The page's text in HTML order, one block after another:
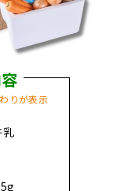
りが表示
乳